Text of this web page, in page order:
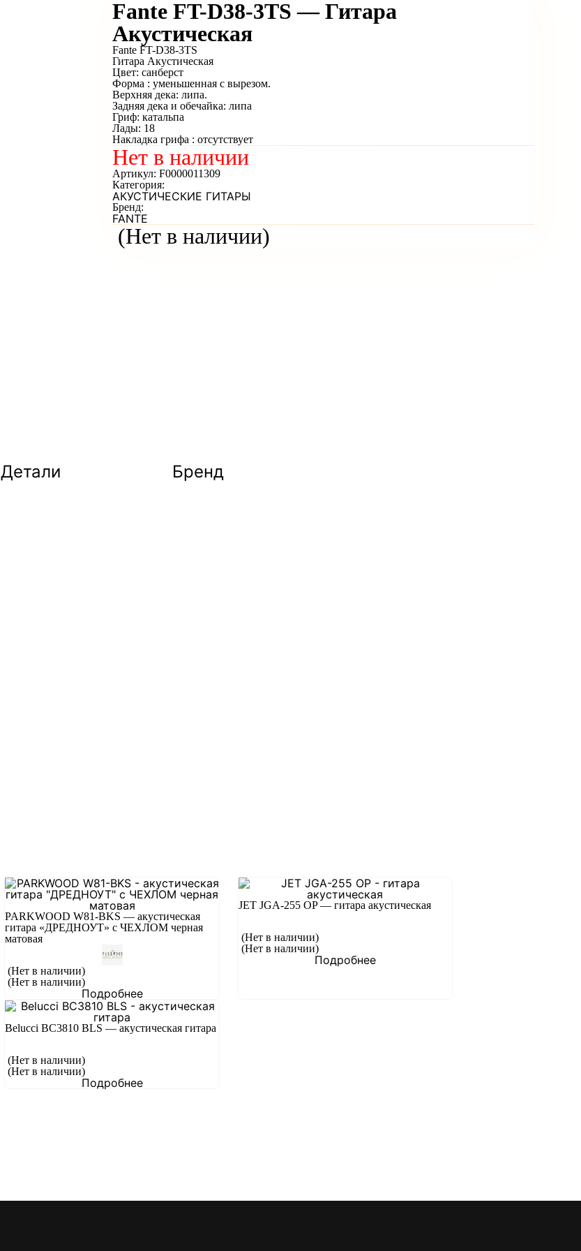
Fante FT-D38-3TS — Гитара
Акустическая
(Нет в наличии)
Fante FT-D38-3TS
Гитара Акустическая
Цвет: санберст
Форма : уменьшенная с вырезом.
Верхняя дека: липа.
Задняя дека и обечайка: липа
Гриф: катальпа
Лады: 18
Накладка грифа : отсутствует
Нет в наличии
Артикул: F0000011309
Категория:
АКУСТИЧЕСКИЕ ГИТАРЫ
Бренд:
FANTE
Детали Бренд
PARKWOOD W81-BKS — акустическая
гитара «ДРЕДНОУТ» с ЧЕХЛОМ черная
матовая
(Нет в наличии)
(Нет в наличии)
Подробнее
JET JGA-255 OP — гитара акустическая
(Нет в наличии)
(Нет в наличии)
Подробнее
Belucci BC3810 BLS — акустическая гитара
(Нет в наличии)
(Нет в наличии)
Подробнее